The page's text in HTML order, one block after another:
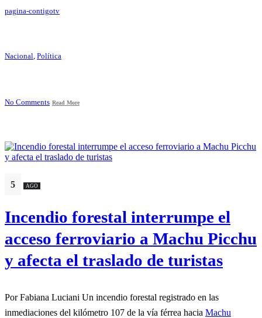
pagina-contigotv
Nacional, Política
No Comments Read More
5 AGO
Incendio forestal interrumpe el
acceso ferroviario a Machu Picchu
y afecta el traslado de turistas
Por Fabiana Luciani Un incendio forestal registrado en las
inmediaciones del kilómetro 107 de la vía férrea hacia Machu